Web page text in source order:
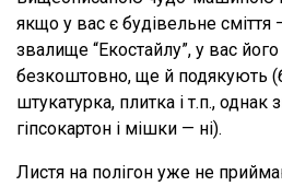
якщо у вас є будівельне сміття
звалище “Екостайлу”, у вас
безкоштовно, ще й подякують
штукатурка, плитка і т.п., однак
гіпсокартон і мішки — ні).
Листя на полігон уже не